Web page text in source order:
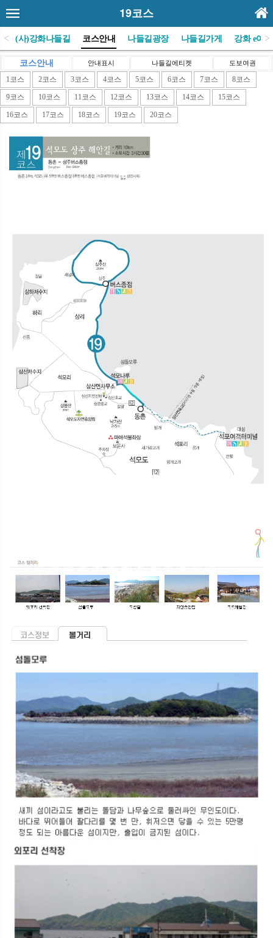
19코스
< (사)강화나들길 코스안내 나들길광장 나들길가게 강화 e야기
>
코스안내 안내표시 나들길에티켓 도보여권
1코스 2코스 3코스 4코스 5코스 6코스 7코스 8코스
9코스 10코스 11코스 12코스 13코스 14코스 15코스
16코스 17코스 18코스 19코스 20코스